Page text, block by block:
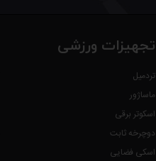
تجهیزات ورزشی
تردمیل
ماساژور
اسکوتر برقی
دوچرخه ثابت
اسکی فضایی